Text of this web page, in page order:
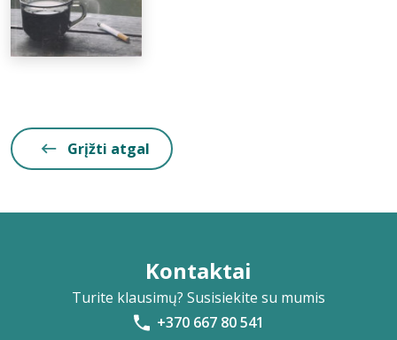
Grįžti atgal
Kontaktai
Turite klausimų? Susisiekite su mumis
+370 667 80 541